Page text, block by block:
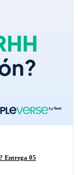
Entrega 05